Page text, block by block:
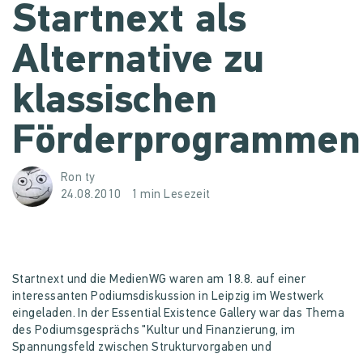
Startnext als
Alternative zu
klassischen
Förderprogrammen
Ron ty
24.08.2010
1 min Lesezeit
Startnext und die MedienWG waren am 18.8. auf einer
interessanten Podiumsdiskussion in Leipzig im Westwerk
eingeladen. In der Essential Existence Gallery war das Thema
des Podiumsgesprächs "Kultur und Finanzierung, im
Spannungsfeld zwischen Strukturvorgaben und